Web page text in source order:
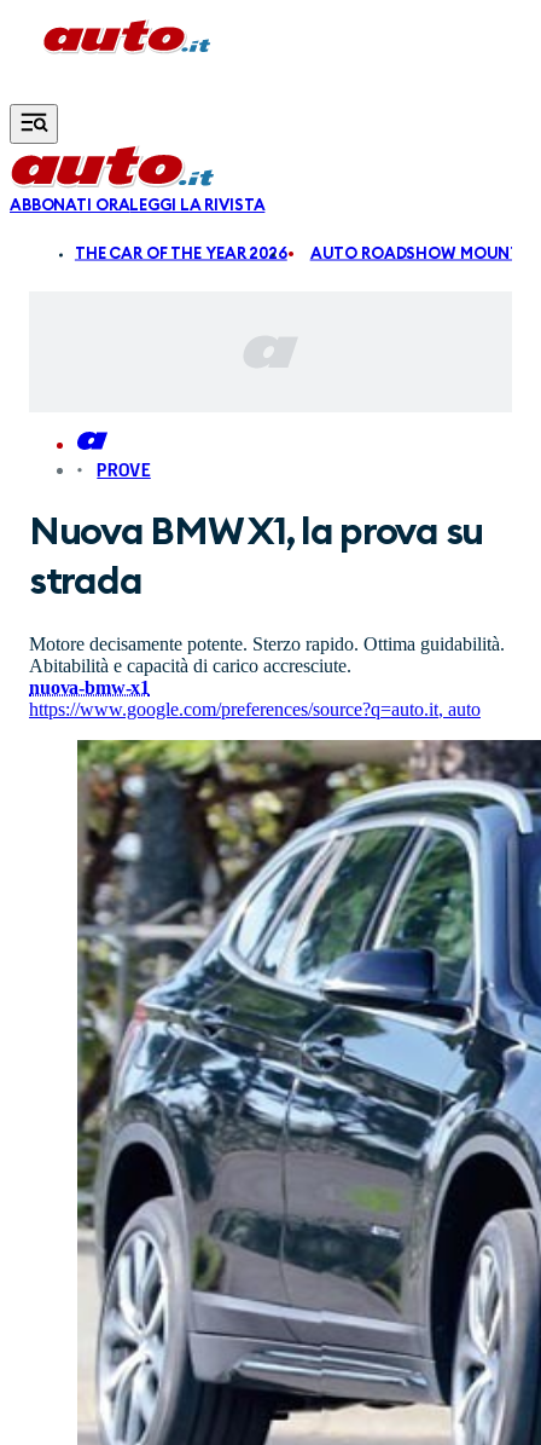
Vai al contenuto principale
ABBONATI ORALEGGI LA RIVISTA
THE CAR OF THE YEAR 2026 AUTO ROADSHOW
PROVE
Nuova BMW X1, la prova su
strada
Motore decisamente potente. Sterzo rapido. Ottima guidabilità.
Abitabilità e capacità di carico accresciute.
nuova-bmw-x1
https://www.google.com/preferences/source?q=auto.it, auto